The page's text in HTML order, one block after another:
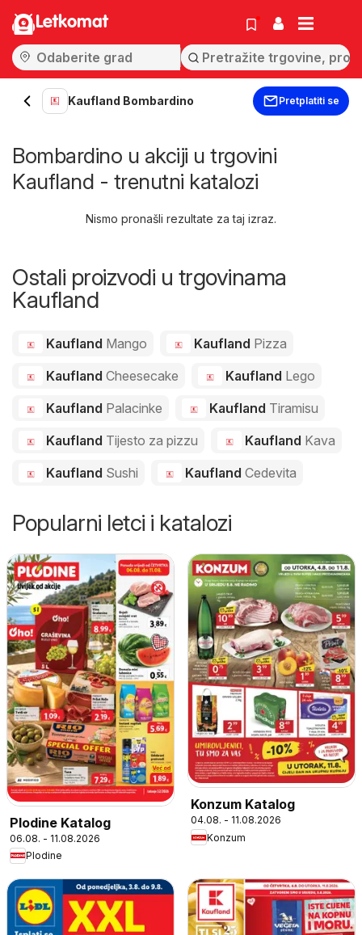
Letkomat
Kaufland Bombardino Pretplatiti se
Bombardino u akciji u trgovini
Kaufland - trenutni katalozi
Nismo pronašli rezultate za taj izraz.
Ostali proizvodi u trgovinama
Kaufland
Kaufland Mango Kaufland Pizza
Kaufland Cheesecake Kaufland Lego
Kaufland Palacinke Kaufland Tiramisu
Kaufland Tijesto za pizzu Kaufland Kava
Kaufland Sushi Kaufland Cedevita
Popularni letci i katalozi
Plodine Katalog
06.08. - 11.08.2026
Plodine
Konzum Katalog
04.08. - 11.08.2026
Konzum